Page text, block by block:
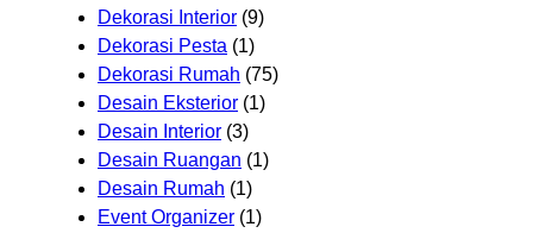
Dekorasi Interior (9)
Dekorasi Pesta (1)
Dekorasi Rumah (75)
Desain Eksterior (1)
Desain Interior (3)
Desain Ruangan (1)
Desain Rumah (1)
Event Organizer (1)